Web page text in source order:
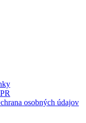
osobných údajov